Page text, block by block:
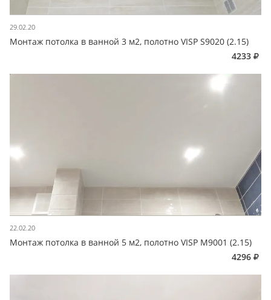
29.02.20
Монтаж потолка в ванной 3 м2, полотно VISP S9020 (2.15)
4233
22.02.20
Монтаж потолка в ванной 5 м2, полотно VISP M9001 (2.15)
4296